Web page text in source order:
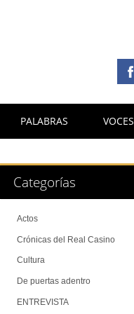
PALABRAS VOCES
Categorías
Actos
Crónicas del Real Casino
Cultura
De puertas adentro
ENTREVISTA